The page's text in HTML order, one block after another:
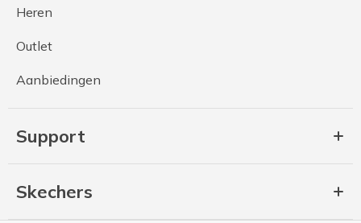
Heren
Outlet
Aanbiedingen
Support
Skechers